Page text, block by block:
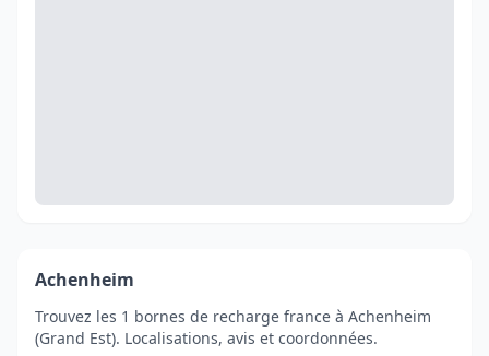
Achenheim
Trouvez les 1 bornes de recharge france à Achenheim
(Grand Est). Localisations, avis et coordonnées.